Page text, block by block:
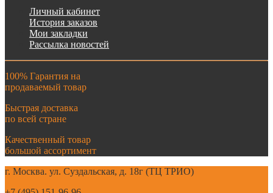
Личный кабинет
История заказов
Мои закладки
Рассылка новостей
100% Гарантия на
продаваемый товар
Быстрая доставка
по всей стране
Качественный товар
большой ассортимент
г. Москва. ул. Суздальская, д. 18г (ТЦ ТРИО)